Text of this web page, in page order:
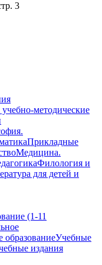
3
методические
Прикладные
Медицина.
Филология и
для детей и
(1-11
образованиеУчебные
издания